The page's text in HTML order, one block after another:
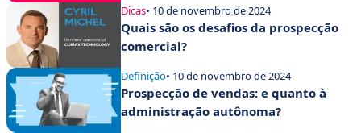
Dicas• 10 de novembro de 2024
Quais são os desafios da prospecção
comercial?
Definição• 10 de novembro de 2024
Prospecção de vendas: e quanto à
administração autônoma?